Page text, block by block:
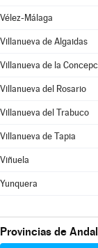
Vélez-Málaga
Villanueva de Algaidas
Villanueva de la
Villanueva del Rosario
Villanueva del Trabuco
Villanueva de Tapia
Viñuela
Yunquera
Provincias de